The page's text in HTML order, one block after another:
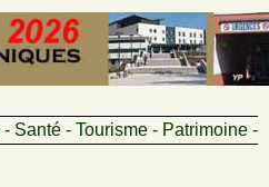
Santé - Tourisme - Patrimoine -